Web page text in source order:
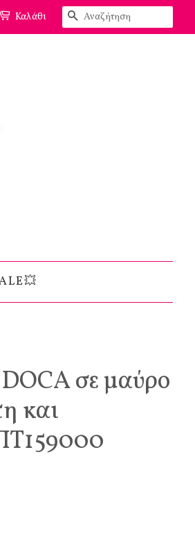
Καλάθι Αναζήτηση
DOCA σε μαύρο
και